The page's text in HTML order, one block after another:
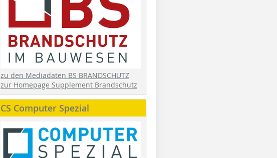
zu den Mediadaten BS BRANDSCHUTZ
zur Homepage Supplement Brandschutz
CS Computer Spezial